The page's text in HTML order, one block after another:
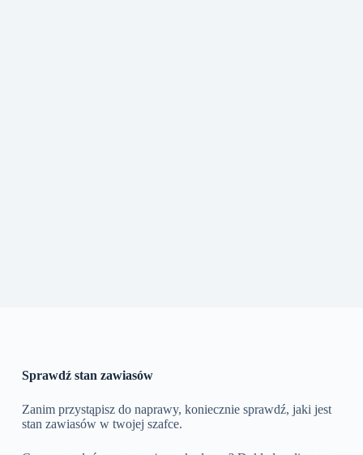
Sprawdź stan zawiasów
Zanim przystąpisz do naprawy, koniecznie sprawdź, jaki jest
stan zawiasów w twojej szafce.